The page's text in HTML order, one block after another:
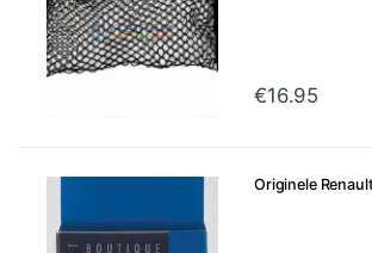
€16.95
Originele